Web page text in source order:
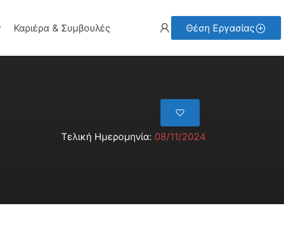
Καριέρα & Συμβουλές Θέση Εργασίας
Τελική Ημερομηνία: 08/11/2024